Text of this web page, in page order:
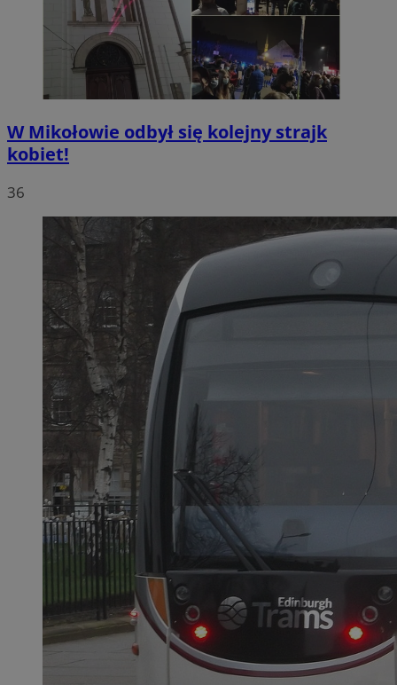
W Mikołowie odbył się kolejny strajk
kobiet!
36